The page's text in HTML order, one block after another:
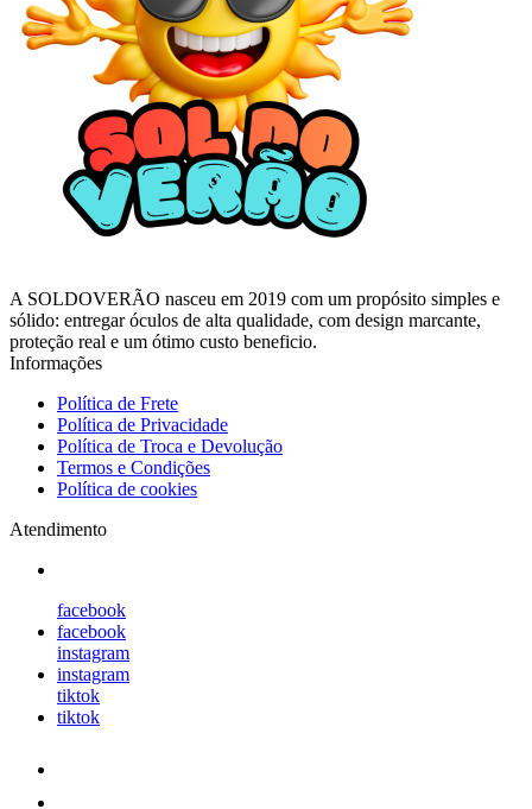
A SOLDOVERÃO nasceu em 2019 com um propósito simples e
sólido: entregar óculos de alta qualidade, com design marcante,
proteção real e um ótimo custo beneficio.
Informações
Política de Frete
Política de Privacidade
Política de Troca e Devolução
Termos e Condições
Política de cookies
Atendimento
facebook
facebook
instagram
instagram
tiktok
tiktok